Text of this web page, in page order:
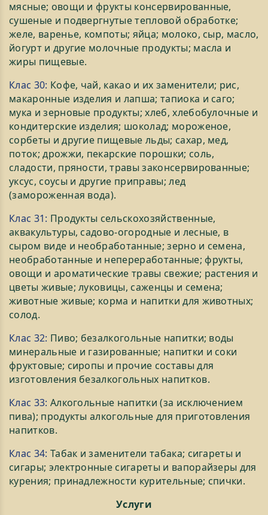
мясные; овощи и фрукты консервированные,
сушеные и подвергнутые тепловой обработке;
желе, варенье, компоты; яйца; молоко, сыр, масло,
йогурт и другие молочные продукты; масла и
жиры пищевые.
Клас 30: Кофе, чай, какао и их заменители; рис,
макаронные изделия и лапша; тапиока и саго;
мука и зерновые продукты; хлеб, хлебобулочные и
кондитерские изделия; шоколад; мороженое,
сорбеты и другие пищевые льды; сахар, мед,
поток; дрожжи, пекарские порошки; соль,
сладости, пряности, травы законсервированные;
уксус, соусы и другие приправы; лед
(замороженная вода).
Клас 31: Продукты сельскохозяйственные,
аквакультуры, садово-огородные и лесные, в
сыром виде и необработанные; зерно и семена,
необработанные и непереработанные; фрукты,
овощи и ароматические травы свежие; растения и
цветы живые; луковицы, саженцы и семена;
животные живые; корма и напитки для животных;
солод.
Клас 32: Пиво; безалкогольные напитки; воды
минеральные и газированные; напитки и соки
фруктовые; сиропы и прочие составы для
изготовления безалкогольных напитков.
Клас 33: Алкогольные напитки (за исключением
пива); продукты алкогольные для приготовления
напитков.
Клас 34: Табак и заменители табака; сигареты и
сигары; электронные сигареты и вапорайзеры для
курения; принадлежности курительные; спички.
Услуги